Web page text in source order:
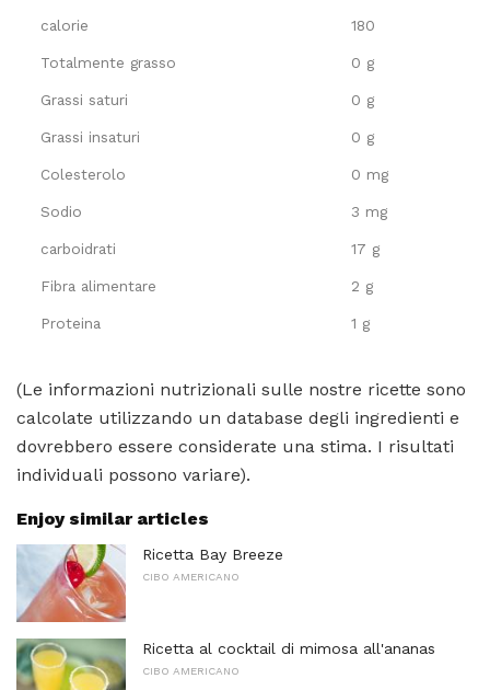
calorie 180
Totalmente grasso 0 g
Grassi saturi 0 g
Grassi insaturi 0 g
Colesterolo 0 mg
Sodio 3 mg
carboidrati 17 g
Fibra alimentare 2 g
Proteina 1 g
(Le informazioni nutrizionali sulle nostre ricette sono
calcolate utilizzando un database degli ingredienti e
dovrebbero essere considerate una stima. I risultati
individuali possono variare).
Enjoy similar articles
Ricetta Bay Breeze
CIBO AMERICANO
Ricetta al cocktail di mimosa all'ananas
CIBO AMERICANO